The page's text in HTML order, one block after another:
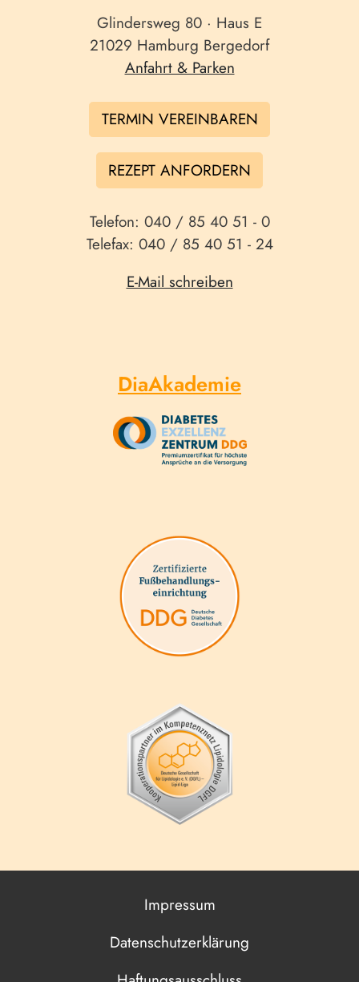
Glindersweg 80 · Haus E
21029 Hamburg Bergedorf
Anfahrt & Parken
TERMIN VEREINBAREN
REZEPT ANFORDERN
Telefon: 040 / 85 40 51 - 0
Telefax: 040 / 85 40 51 - 24
E-Mail schreiben
DiaAkademie
Impressum
Datenschutzerklärung